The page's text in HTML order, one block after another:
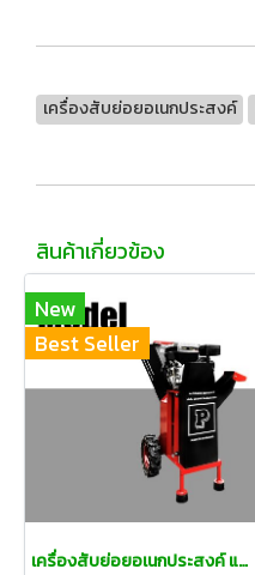
เครื่องสับย่อยอเนกประสงค์
สินค้าเกี่ยวข้อง
New
Best Seller
เครื่องสับย่อยอเนกประสงค์ แบบ 2 ระบบ